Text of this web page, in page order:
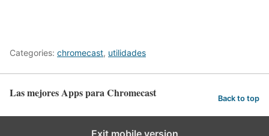
Categories: chromecast, utilidades
Las mejores Apps para Chromecast Back to top
Exit mobile version